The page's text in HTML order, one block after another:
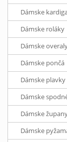
Dámske
Dámske roláky
Dámske
Dámske pončá
Dámske plavky
Dámske
Dámske
Dámske